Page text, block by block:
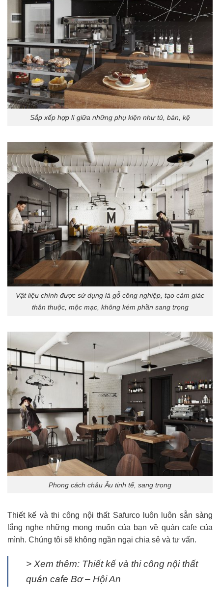
Sắp xếp hợp lí giữa những phụ kiện như tủ, bàn, kệ
Vật liệu chính được sử dụng là gỗ công nghiệp, tạo cảm giác
thân thuộc, mộc mạc, không kém phần sang trọng
Phong cách châu Âu tinh tế, sang trọng
Thiết kế và thi công nội thất Safurco luôn luôn sẵn sàng
lắng nghe những mong muốn của bạn về quán cafe của
mình. Chúng tôi sẽ không ngần ngại chia sẻ và tư vấn.
> Xem thêm: Thiết kế và thi công nội thất
quán cafe Bơ – Hội An